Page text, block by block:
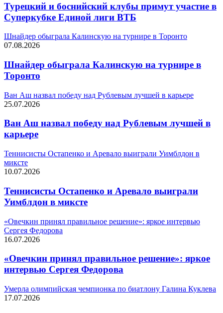
Турецкий и боснийский клубы примут участие в
Суперкубке Единой лиги ВТБ
Шнайдер обыграла Калинскую на турнире в Торонто
07.08.2026
Шнайдер обыграла Калинскую на турнире в
Торонто
Ван Аш назвал победу над Рублевым лучшей в карьере
25.07.2026
Ван Аш назвал победу над Рублевым лучшей в
карьере
Теннисисты Остапенко и Аревало выиграли Уимблдон в
миксте
10.07.2026
Теннисисты Остапенко и Аревало выиграли
Уимблдон в миксте
«Овечкин принял правильное решение»: яркое интервью
Сергея Федорова
16.07.2026
«Овечкин принял правильное решение»: яркое
интервью Сергея Федорова
Умерла олимпийская чемпионка по биатлону Галина Куклева
17.07.2026